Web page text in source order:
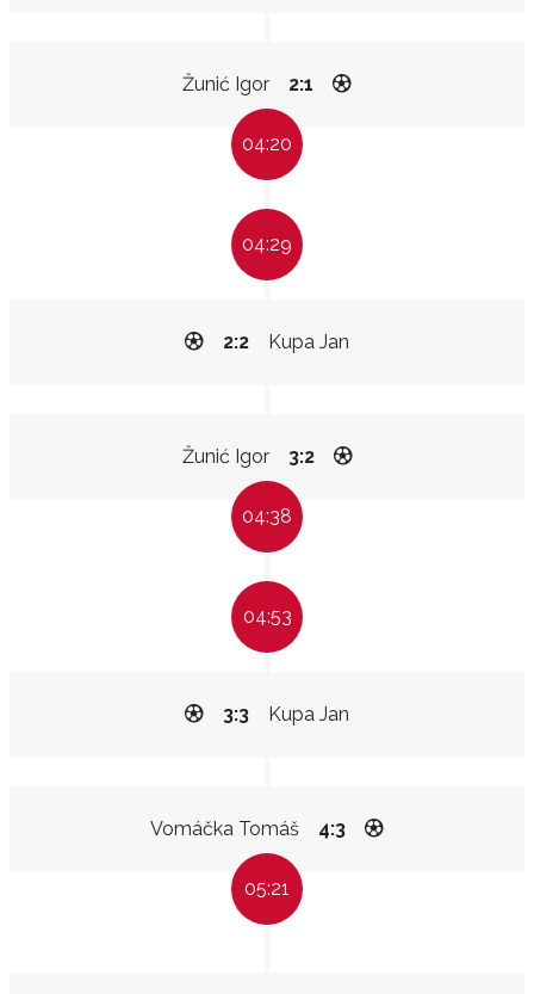
Žunić Igor 2:1
04:20
04:29
Kupa Jan
2:2
Žunić Igor 3:2
04:38
04:53
Kupa Jan
3:3
Vomáčka Tomáš 4:3
05:21